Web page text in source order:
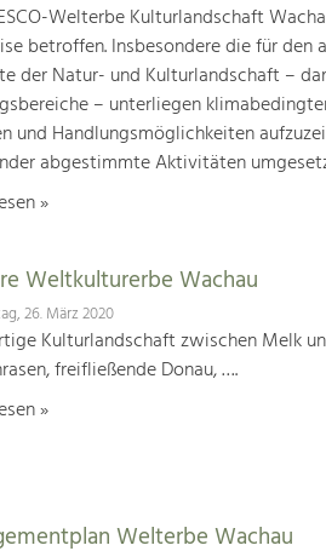
Welterbe Kulturlandschaft
betroffen. Insbesondere die für
der Natur- und Kulturlandschaft –
– unterliegen
und Handlungsmöglichkeiten
abgestimmte Aktivitäten
»
Weltkulturerbe Wachau
26. März 2020
Kulturlandschaft zwischen Melk
freifließende Donau, ….
»
Welterbe Wachau